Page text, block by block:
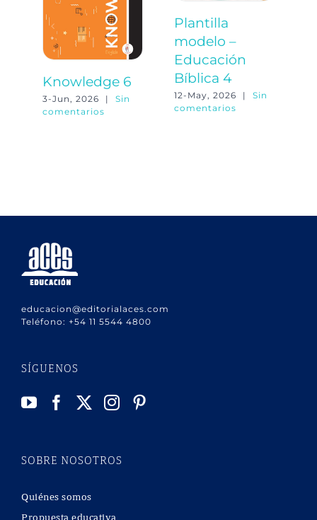
Knowledge 6
3-Jun, 2026 |
Sin
comentarios
Plantilla
modelo –
Educación
Bíblica 4
12-May, 2026 |
Sin
comentarios
educacion@editorialaces.com
Teléfono: +54 11 5544 4800
SÍGUENOS
SOBRE NOSOTROS
Quiénes somos
Propuesta educativa